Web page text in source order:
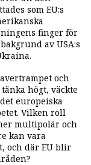
som EU:s
finger för
av USA:s
och
högt, väckte
europeiska
Vilken roll
multipolär och
kan vara
och där EU blir